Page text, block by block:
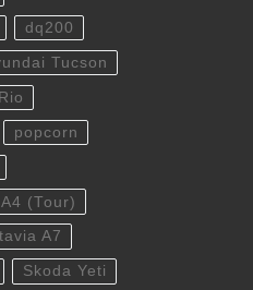
dq200
Tucson
popcorn
(Tour)
A7
Skoda Yeti